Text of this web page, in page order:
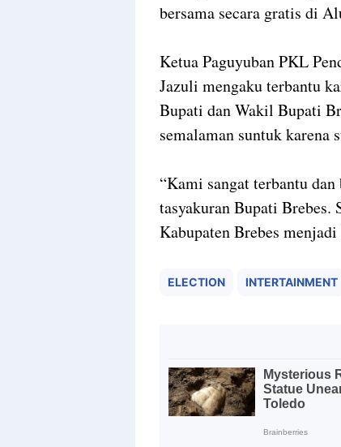
bersama secara gratis di
Ketua Paguyuban PKL
Jazuli mengaku terbantu
Bupati dan Wakil Bupati
semalaman suntuk karena
“Kami sangat terbantu
tasyakuran Bupati Brebes.
Kabupaten Brebes
ELECTION INTERTAINMENT